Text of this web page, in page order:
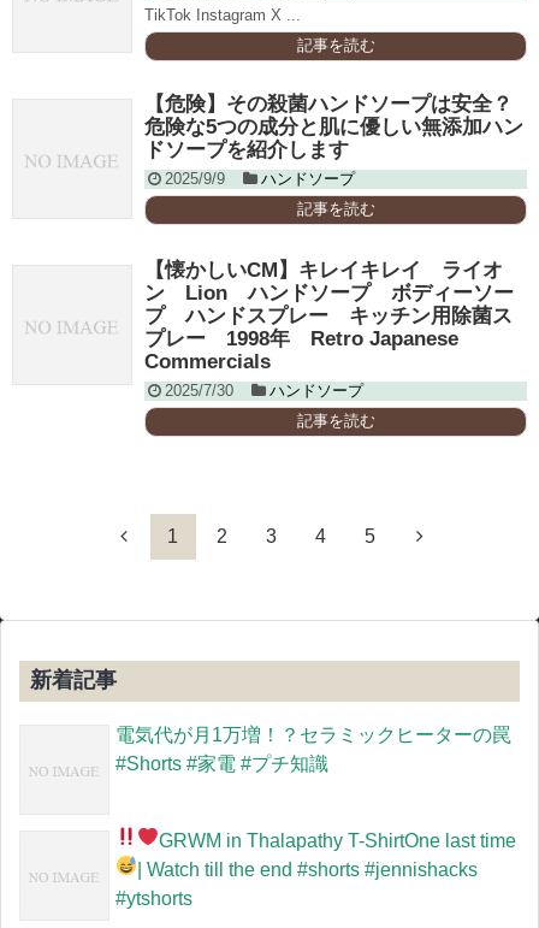
TikTok Instagram X ...
記事を読む
【危険】その殺菌ハンドソープは安全？
危険な5つの成分と肌に優しい無添加ハン
ドソープを紹介します
2025/9/9
ハンドソープ
記事を読む
【懐かしいCM】キレイキレイ ライオ
ン Lion ハンドソープ ボディーソー
プ ハンドスプレー キッチン用除菌ス
プレー 1998年 Retro Japanese
Commercials
2025/7/30
ハンドソープ
記事を読む
1 2 3 4 5
新着記事
電気代が月1万増！？セラミックヒーターの罠
#Shorts #家電 #プチ知識
GRWM in Thalapathy T-ShirtOne last time
| Watch till the end#shorts #jennishacks
#ytshorts